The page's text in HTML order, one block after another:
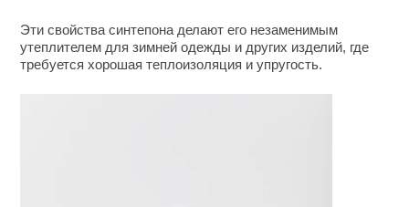
Этисвойства синтепона делают его незаменимым
утеплителем для зимней одежды и других изделий, где
требуется хорошая теплоизоляция и упругость.